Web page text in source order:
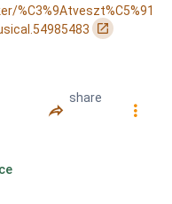
mégis szép vagy...
%C3%9Atveszt%C5%91
󰏌
󰤲
share
󰇙